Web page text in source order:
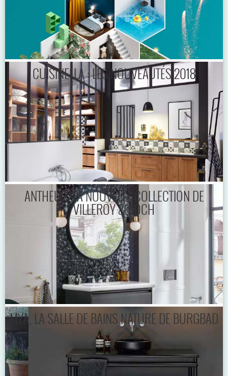
CUISINELLA : LES NOUVEAUTÉS 2018
ANTHEUS, LA NOUVELLE COLLECTION DE
VILLEROY & BOCH
MYA, LA SALLE DE BAINS NATURE DE BURGBAD